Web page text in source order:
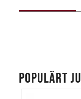
POPULÄRT